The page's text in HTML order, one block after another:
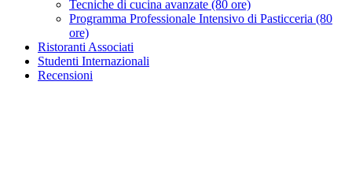
Tecniche di cucina avanzate (80 ore)
Programma Professionale Intensivo di Pasticceria (80
ore)
Ristoranti Associati
Studenti Internazionali
Recensioni